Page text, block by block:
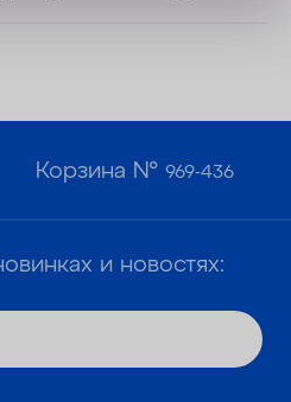
Корзина №969-436
и новостях: